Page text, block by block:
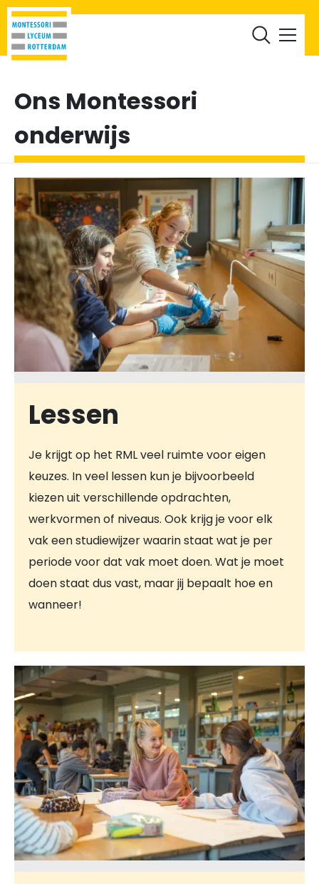
RML Leerlingen Documenten
Ons Montessori
onderwijs
Lessen
Je krijgt op het RML veel ruimte voor eigen
keuzes. In veel lessen kun je bijvoorbeeld
kiezen uit verschillende opdrachten,
werkvormen of niveaus. Ook krijg je voor elk
vak een studiewijzer waarin staat wat je per
periode voor dat vak moet doen. Wat je moet
doen staat dus vast, maar jij bepaalt hoe en
wanneer!